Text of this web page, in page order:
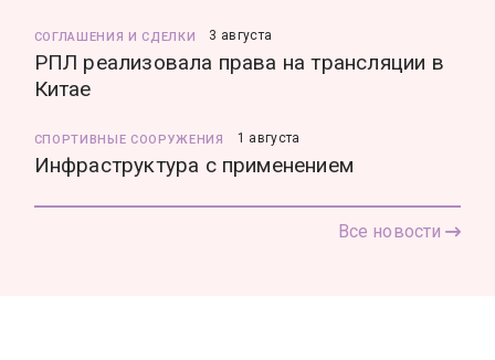
СОГЛАШЕНИЯ И СДЕЛКИ 3 августа
РПЛ реализовала права на трансляции в
Китае
СПОРТИВНЫЕ СООРУЖЕНИЯ 1 августа
Инфраструктура с применением
Все новости